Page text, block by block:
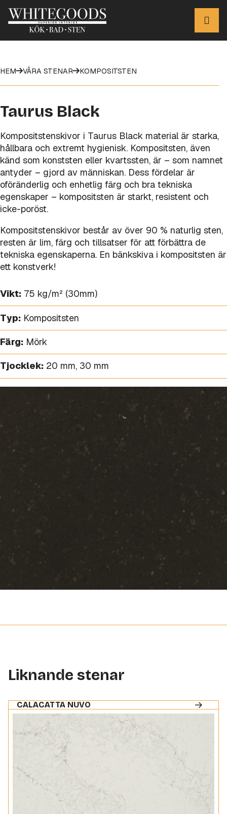
HEM VÅRA STENAR KOMPOSITSTEN
Taurus Black
Kompositstenskivor i Taurus Black material är starka,
hållbara och extremt hygienisk. Kompositsten, även
känd som konststen eller kvartssten, är – som namnet
antyder – gjord av människan. Dess fördelar är
oföränderlig och enhetlig färg och bra tekniska
egenskaper – kompositsten är starkt, resistent och
icke-poröst.
Kompositstenskivor består av över 90 % naturlig sten,
resten är lim, färg och tillsatser för att förbättra de
tekniska egenskaperna. En bänkskiva i kompositsten är
ett konstverk!
Vikt: 75 kg/m² (30mm)
Typ: Kompositsten
Färg: Mörk
Tjocklek: 20 mm, 30 mm
Liknande stenar
CALACATTA NUVO